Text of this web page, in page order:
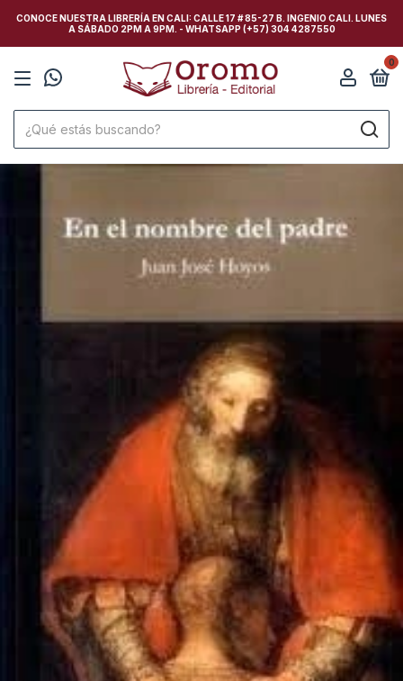
CONOCE NUESTRA LIBRERÍA EN CALI: CALLE 17 # 85-27 B. INGENIO CALI. LUNES
A SÁBADO 2PM A 9PM. - WHATSAPP (+57) 304 4287550
0